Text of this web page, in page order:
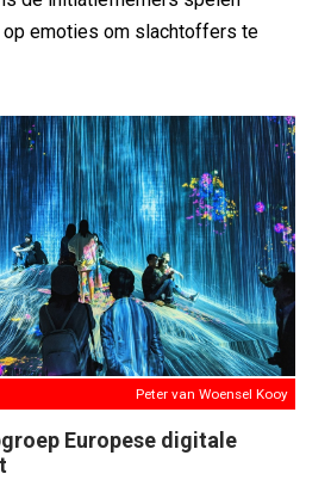
emoties om slachtoffers te
Peter van Woensel Kooy
Europese digitale